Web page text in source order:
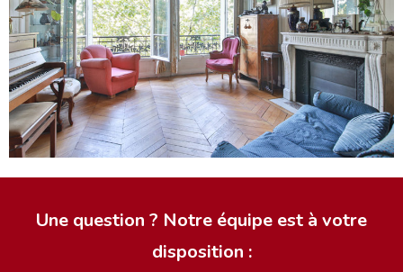
Une question ? Notre équipe est à votre
disposition :